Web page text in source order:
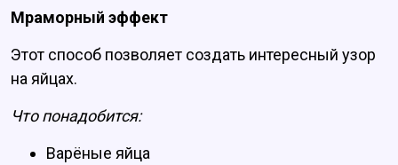
Мраморный эффект
Этот способ позволяет создать интересный узор
на яйцах.
Что понадобится:
Варёные яйца